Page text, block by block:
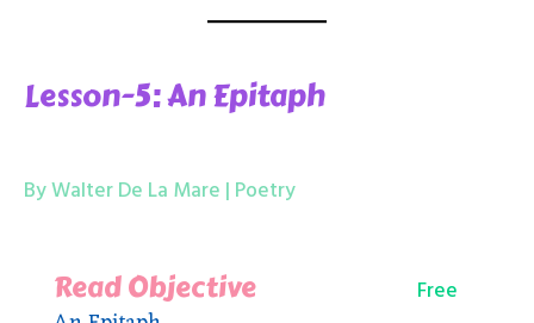
Lesson-5: An Epitaph
By Walter De La Mare | Poetry
Read Objective Free